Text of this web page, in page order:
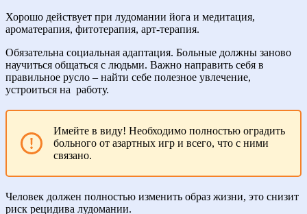
Хорошо действует при лудомании йога и медитация,
ароматерапия, фитотерапия, арт-терапия.
Обязательна социальная адаптация. Больные должны заново
научиться общаться с людьми. Важно направить себя в
правильное русло – найти себе полезное увлечение,
устроиться на работу.
Имейте в виду! Необходимо полностью оградить
больного от азартных игр и всего, что с ними
связано.
Человек должен полностью изменить образ жизни, это снизит
риск рецидива лудомании.